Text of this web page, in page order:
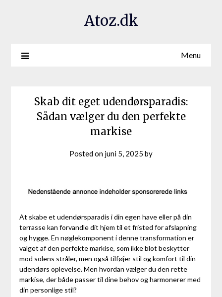
Atoz.dk
Menu
Skab dit eget udendørsparadis:
Sådan vælger du den perfekte
markise
Posted on juni 5, 2025 by
At skabe et udendørsparadis i din egen have eller på din
terrasse kan forvandle dit hjem til et fristed for afslapning
og hygge. En nøglekomponent i denne transformation er
valget af den perfekte markise, som ikke blot beskytter
mod solens stråler, men også tilføjer stil og komfort til din
udendørs oplevelse. Men hvordan vælger du den rette
markise, der både passer til dine behov og harmonerer med
din personlige stil?